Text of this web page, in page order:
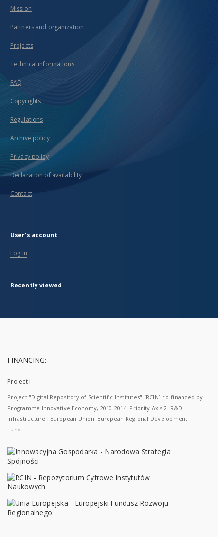
Mission
Partners and organization
Projects
Technical informations
FAQ
Copyrights
Regulations
Archive policy
Privacy policy
Declaration of availability
Contact
User's account
Log in
Recently viewed
FINANCING:
Project I
Project "Digital Repository of Scientific Institutes" [RCIN] co-financed by
Programme Innovative Economy, 2010-2014, Priority Axis 2. R&D
infrastructure ; European Union. European Regional Development
Fund.